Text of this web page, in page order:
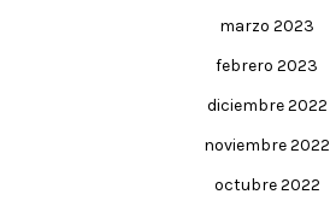
marzo 2023
febrero 2023
diciembre 2022
noviembre 2022
octubre 2022